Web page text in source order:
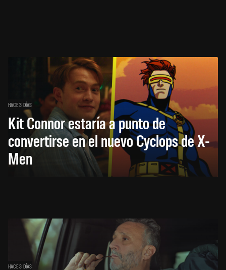
HACE 3 DÍAS
Kit Connor estaría a punto de
convertirse en el nuevo Cyclops de X-
Men
HACE 3 DÍAS